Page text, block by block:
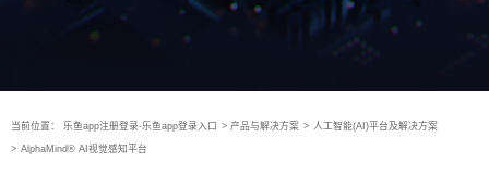
当前位置： 乐鱼app注册登录-乐鱼app登录入口 > 产品与解决方案 > 人工智能(AI)平台及解决方案
> AlphaMind® AI视觉感知平台